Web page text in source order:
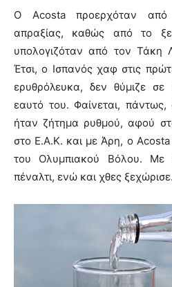
Ο Αcosta προερχόταν από
απραξίας, καθώς από το
υπολογιζόταν από τον Τάκη
Έτσι, ο Ισπανός χαφ στις
ερυθρόλευκα, δεν θύμιζε
εαυτό του. Φαίνεται, πάντως,
ήταν ζήτημα ρυθμού, αφού
στο Ε.Α.Κ. και με Άρη, ο
του Ολυμπιακού Βόλου. Με
πέναλτι, ενώ και χθες ξεχώρισε.